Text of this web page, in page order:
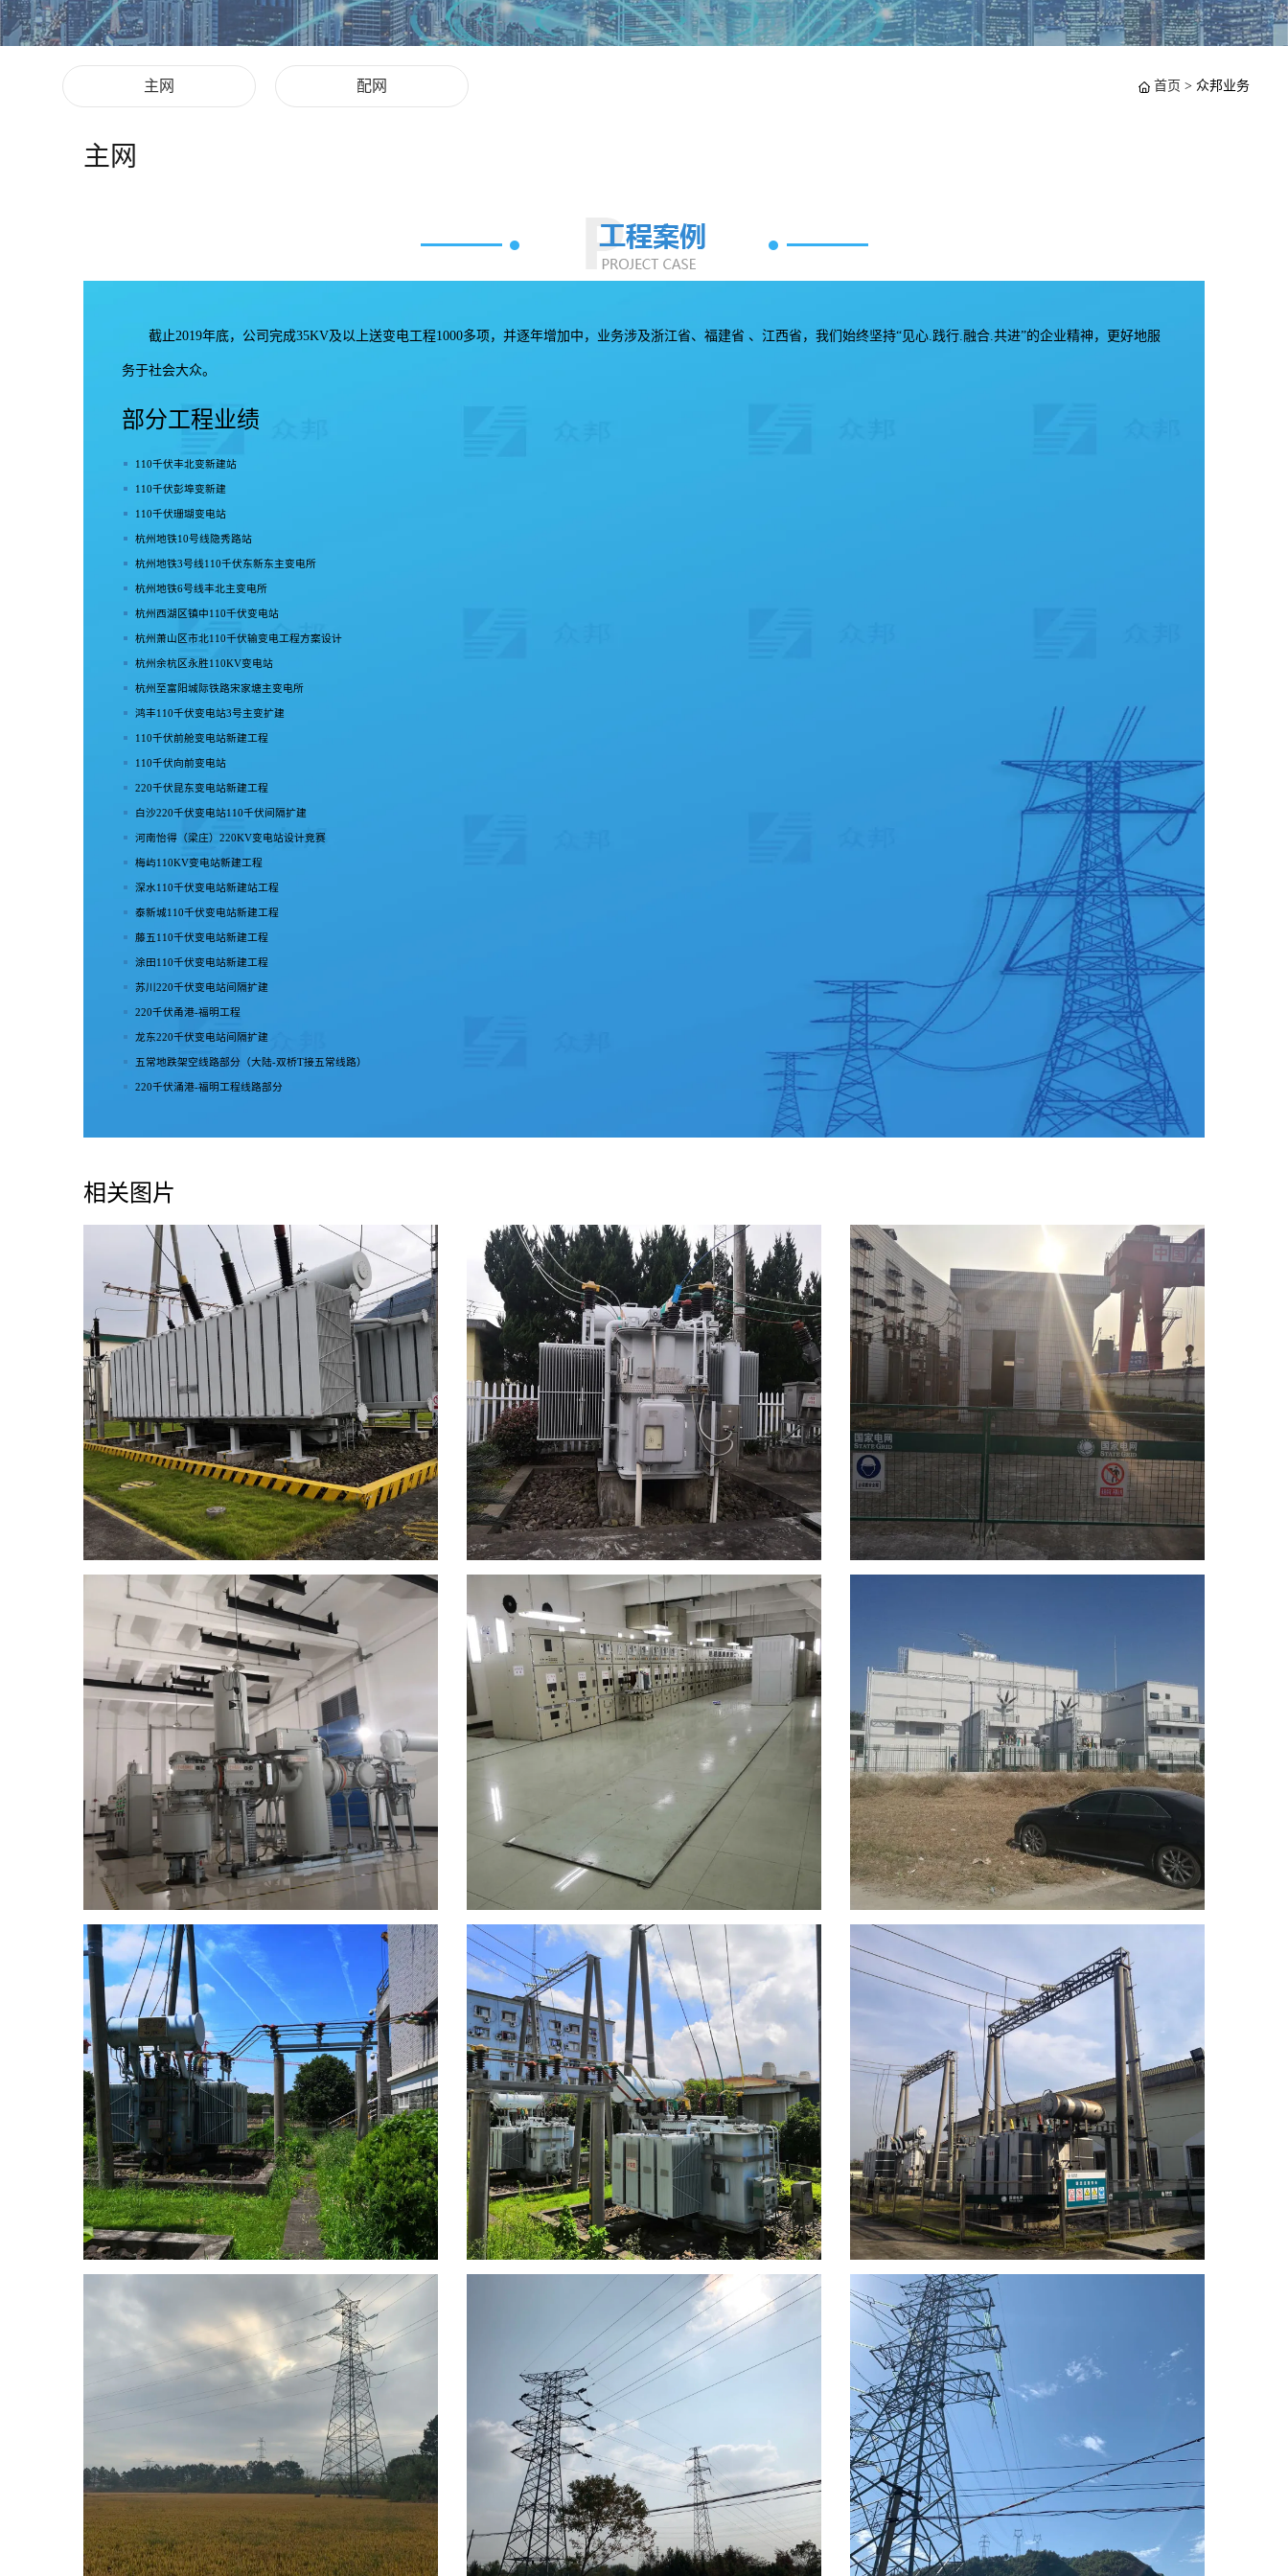
主网 配网 首页 > 众邦业务
主网
截止2019年底，公司完成35KV及以上送变电工程1000多项，并逐年增加中，业务涉及浙江省、福建省 、江西省，我们始终坚持“见心.践行.融合.共进”的企业精神，更好地服
务于社会大众。
部分工程业绩
110千伏丰北变新建站
110千伏彭埠变新建
110千伏珊瑚变电站
杭州地铁10号线隐秀路站
杭州地铁3号线110千伏东新东主变电所
杭州地铁6号线丰北主变电所
杭州西湖区镇中110千伏变电站
杭州萧山区市北110千伏输变电工程方案设计
杭州余杭区永胜110KV变电站
杭州至富阳城际铁路宋家塘主变电所
鸿丰110千伏变电站3号主变扩建
110千伏前舱变电站新建工程
110千伏向前变电站
220千伏昆东变电站新建工程
白沙220千伏变电站110千伏间隔扩建
河南怡得（梁庄）220KV变电站设计竞赛
梅屿110KV变电站新建工程
深水110千伏变电站新建站工程
泰新城110千伏变电站新建工程
藤五110千伏变电站新建工程
涂田110千伏变电站新建工程
苏川220千伏变电站间隔扩建
220千伏甬港-福明工程
龙东220千伏变电站间隔扩建
五常地跌架空线路部分（大陆-双桥T接五常线路）
220千伏涌港-福明工程线路部分
相关图片